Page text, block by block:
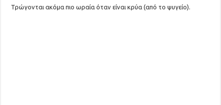
Τρώγονται ακόμα πιο ωραία όταν είναι κρύα (από το ψυγείο).